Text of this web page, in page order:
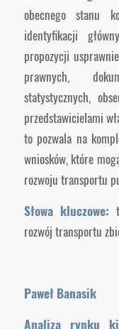
obecnego stanu
identyfikacji
propozycji
prawnych,
statystycznych,
przedstawicielami
to pozwala na
wniosków, które
rozwoju transportu
Słowa kluczowe:
rozwój transportu
Paweł Banasik
Analiza rynku